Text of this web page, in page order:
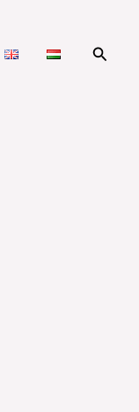
Cerca